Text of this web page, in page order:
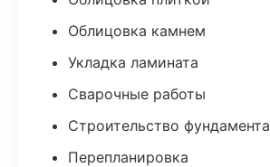
Облицовка камнем
Укладка ламината
Сварочные работы
Строительство фундамента
Перепланировка